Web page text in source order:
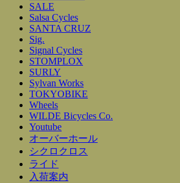
SALE
Salsa Cycles
SANTA CRUZ
Sig.
Signal Cycles
STOMPLOX
SURLY
Sylvan Works
TOKYOBIKE
Wheels
WILDE Bicycles Co.
Youtube
オーバーホール
シクロクロス
ライド
入荷案内